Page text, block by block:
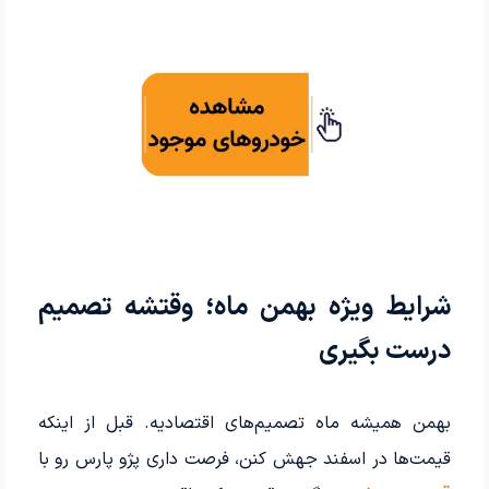
شرایط ویژه بهمن ماه؛ وقتشه تصمیم
درست بگیری
بهمن همیشه ماه تصمیم‌های اقتصادیه. قبل از اینکه
قیمت‌ها در اسفند جهش کنن، فرصت داری پژو پارس رو با